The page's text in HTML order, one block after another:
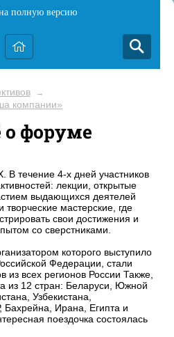
полную версию
→
компании»
форуме
течение 4-х дней участников
лекции, открытые
выдающихся деятелей
творческие мастерские, где
свои достижения и
со сверстниками.
которого выступило
Федерации, стали
из всех регионов России Также,
из 12 стран: Беларуси, Южной
Узбекистана,
Ирана, Египта и
поездочка состоялась